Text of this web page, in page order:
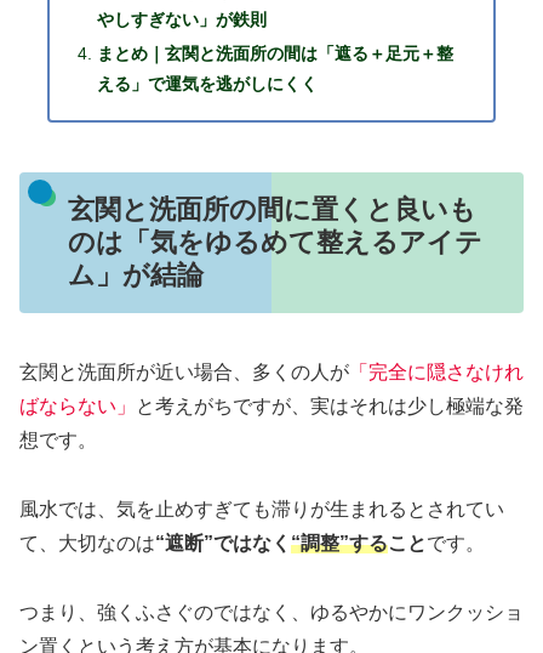
やしすぎない」が鉄則
まとめ｜玄関と洗面所の間は「遮る＋足元＋整
える」で運気を逃がしにくく
玄関と洗面所の間に置くと良いも
のは「気をゆるめて整えるアイテ
ム」が結論
玄関と洗面所が近い場合、多くの人が 「完全に隠さなけれ
ばならない」
と考えがちですが、実はそれは少し極端な発
想です。
風水では、気を止めすぎても滞りが生まれるとされてい
て、大切なのは“遮断”ではなく “調整”することです。
つまり、強くふさぐのではなく、ゆるやかにワンクッショ
ン置くという考え方が基本になります。